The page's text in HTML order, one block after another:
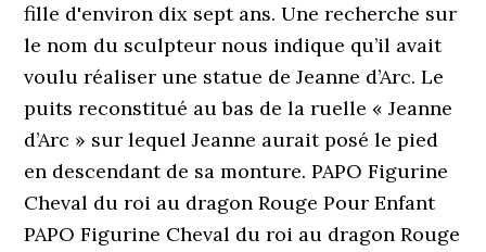
fille d'environ dix sept ans. Une recherche sur
le nom du sculpteur nous indique qu’il avait
voulu réaliser une statue de Jeanne d’Arc. Le
puits reconstitué au bas de la ruelle « Jeanne
d’Arc » sur lequel Jeanne aurait posé le pied
en descendant de sa monture. PAPO Figurine
Cheval du roi au dragon Rouge Pour Enfant
PAPO Figurine Cheval du roi au dragon Rouge